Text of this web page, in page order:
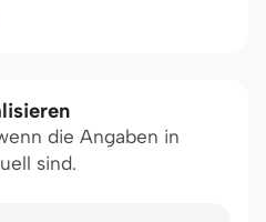
die Angaben in
sind.